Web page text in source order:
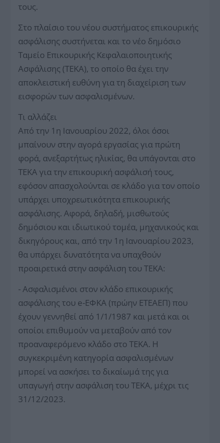
τους.
Στο πλαίσιο του νέου συστήματος επικουρικής
ασφάλισης συστήνεται και το νέο δημόσιο
Ταμείο Επικουρικής Κεφαλαιοποιητικής
Ασφάλισης (ΤΕΚΑ), το οποίο θα έχει την
αποκλειστική ευθύνη για τη διαχείριση των
εισφορών των ασφαλισμένων.
Τι αλλάζει
Από την 1η Ιανουαρίου 2022, όλοι όσοι
μπαίνουν στην αγορά εργασίας για πρώτη
φορά, ανεξαρτήτως ηλικίας, θα υπάγονται στο
ΤΕΚΑ για την επικουρική ασφάλισή τους,
εφόσον απασχολούνται σε κλάδο για τον οποίο
υπάρχει υποχρεωτικότητα επικουρικής
ασφάλισης. Αφορά, δηλαδή, μισθωτούς
δημόσιου και ιδιωτικού τομέα, μηχανικούς και
δικηγόρους και, από την 1η Ιανουαρίου 2023,
θα υπάρχει δυνατότητα να υπαχθούν
προαιρετικά στην ασφάλιση του ΤΕΚΑ:
- Ασφαλισμένοι στον κλάδο επικουρικής
ασφάλισης του e-ΕΦΚΑ (πρώην ΕΤΕΑΕΠ) που
έχουν γεννηθεί από 1/1/1987 και μετά και οι
οποίοι επιθυμούν να μεταβούν από τον
προαναφερόμενο κλάδο στο ΤΕΚΑ. Η
συγκεκριμένη κατηγορία ασφαλισμένων
μπορεί να ασκήσει το δικαίωμά της για
υπαγωγή στην ασφάλιση του ΤΕΚΑ, μέχρι τις
31/12/2023.